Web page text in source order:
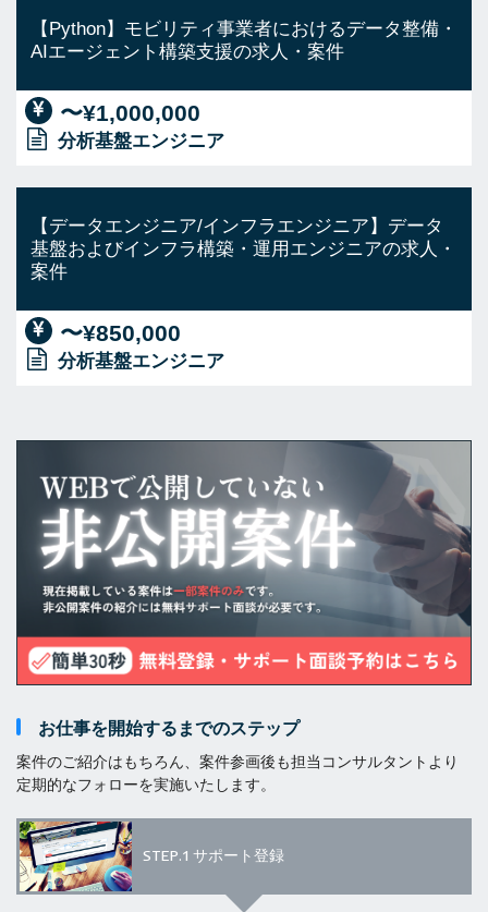
【Python】モビリティ事業者におけるデータ整備・
AIエージェント構築支援の求人・案件
〜¥1,000,000
分析基盤エンジニア
【データエンジニア/インフラエンジニア】データ
基盤およびインフラ構築・運用エンジニアの求人・
案件
〜¥850,000
分析基盤エンジニア
お仕事を開始するまでのステップ
案件のご紹介はもちろん、案件参画後も担当コンサルタントより
定期的なフォローを実施いたします。
STEP.1 サポート登録